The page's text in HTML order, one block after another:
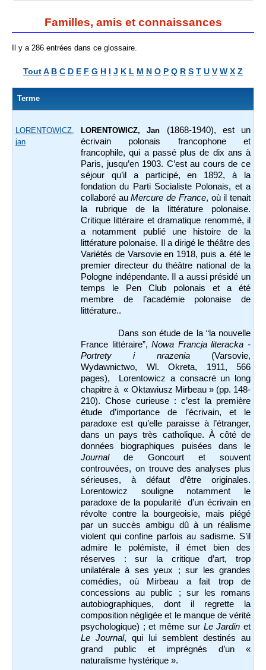
Familles, amis et connaissances
Il y a 286 entrées dans ce glossaire.
ToutA B C D E F G H I J K L M N O P Q R S T U V W X Z
Terme
LORENTOWICZ,
jan
LORENTOWICZ, Jan
(1868-1940), est un
écrivain polonais francophone et
francophile, qui a passé plus de dix ans à
Paris, jusqu’en 1903. C’est au cours de ce
séjour qu’il a participé, en 1892, à la
fondation du Parti Socialiste Polonais, et a
collaboré auMercure de France, où il tenait
la rubrique de la littérature polonaise.
Critique littéraire et dramatique renommé, il
a notamment publié une histoire de la
littérature polonaise. Il a dirigé le théâtre des
Variétés de Varsovie en 1918, puis a. été le
premier directeur du théâtre national de la
Pologne indépendante. Il a aussi présidé un
temps le Pen Club polonais et a été
membre de l’académie polonaise de
littérature..
Dans son étude de la “la nouvelle
France littéraire”,Nowa Francja literacka -
Portrety i nrazenia(Varsovie,
Wydawnictwo, Wl. Okreta, 1911, 566
pages), Lorentowicz a consacré un long
chapitre à « Oktawiusz Mirbeau » (pp. 148-
210). Chose curieuse : c’est la première
étude d’importance de l’écrivain, et le
paradoxe est qu’elle paraisse à l’étranger,
dans un pays très catholique. À côté de
données biographiques puisées dans le
Journalde Goncourt et souvent
controuvées, on trouve des analyses plus
sérieuses, à défaut d’être originales.
Lorentowicz souligne notamment le
paradoxe de la popularité d’un écrivain en
révolte contre la bourgeoisie, mais piégé
par un succès ambigu dû à un réalisme
violent qui confine parfois au sadisme. S’il
admire le polémiste, il émet bien des
réserves : sur la critique d’art, trop
unilatérale à ses yeux ; sur les grandes
comédies, où Mirbeau a fait trop de
concessions au public ; sur les romans
autobiographiques, dont il regrette la
composition négligée et le manque de vérité
psychologique) ; et même sur Le Jardin et
Le Journal, qui lui semblent destinés au
grand public et imprégnés d’un «
naturalisme hystérique ».